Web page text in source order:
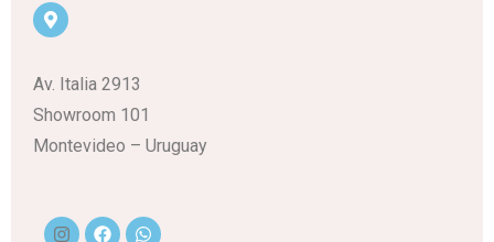
Av. Italia 2913
Showroom 101
Montevideo – Uruguay